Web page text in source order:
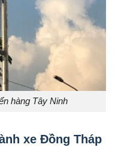
hàng Tây Ninh
xe Đồng Tháp